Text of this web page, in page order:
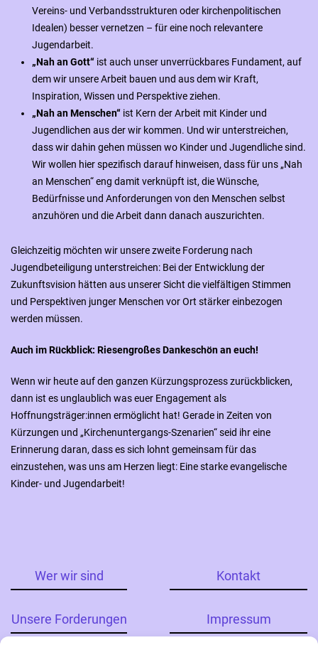
Vereins- und Verbandsstrukturen oder kirchenpolitischen
Idealen) besser vernetzen – für eine noch relevantere
Jugendarbeit.
„Nah an Gott“ ist auch unser unverrückbares Fundament, auf
dem wir unsere Arbeit bauen und aus dem wir Kraft,
Inspiration, Wissen und Perspektive ziehen.
„Nah an Menschen“ ist Kern der Arbeit mit Kinder und
Jugendlichen aus der wir kommen. Und wir unterstreichen,
dass wir dahin gehen müssen wo Kinder und Jugendliche sind.
Wir wollen hier spezifisch darauf hinweisen, dass für uns „Nah
an Menschen“ eng damit verknüpft ist, die Wünsche,
Bedürfnisse und Anforderungen von den Menschen selbst
anzuhören und die Arbeit dann danach auszurichten.
Gleichzeitig möchten wir unsere zweite Forderung nach
Jugendbeteiligung unterstreichen: Bei der Entwicklung der
Zukunftsvision hätten aus unserer Sicht die vielfältigen Stimmen
und Perspektiven junger Menschen vor Ort stärker einbezogen
werden müssen.
Auch im Rückblick: Riesengroßes Dankeschön an euch!
Wenn wir heute auf den ganzen Kürzungsprozess zurückblicken,
dann ist es unglaublich was euer Engagement als
Hoffnungsträger:innen ermöglicht hat! Gerade in Zeiten von
Kürzungen und „Kirchenuntergangs-Szenarien“ seid ihr eine
Erinnerung daran, dass es sich lohnt gemeinsam für das
einzustehen, was uns am Herzen liegt: Eine starke evangelische
Kinder- und Jugendarbeit!
Wer wir sind
Unsere Forderungen
Kontakt
Impressum